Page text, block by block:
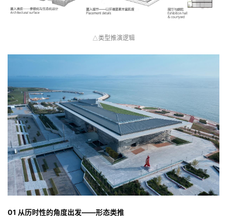
△类型推演逻辑
01 从历时性的角度出发——形态类推